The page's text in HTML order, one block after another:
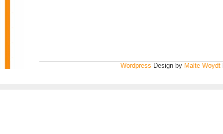
Wordpress-Design by Malte Woydt